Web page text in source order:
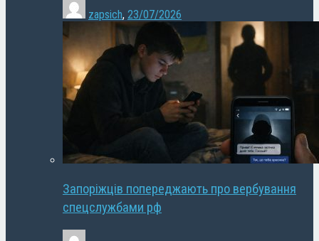
zapsich, 23/07/2026
Запоріжців попереджають про вербування
спецслужбами рф